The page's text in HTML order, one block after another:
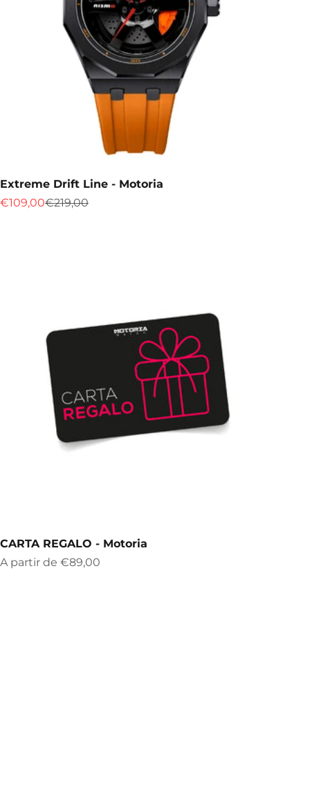
Extreme Drift Line - Motoria
Prix de vente
€109,00Prix normal
€219,00
CARTA REGALO - Motoria
Prix de vente
A partir de €89,00